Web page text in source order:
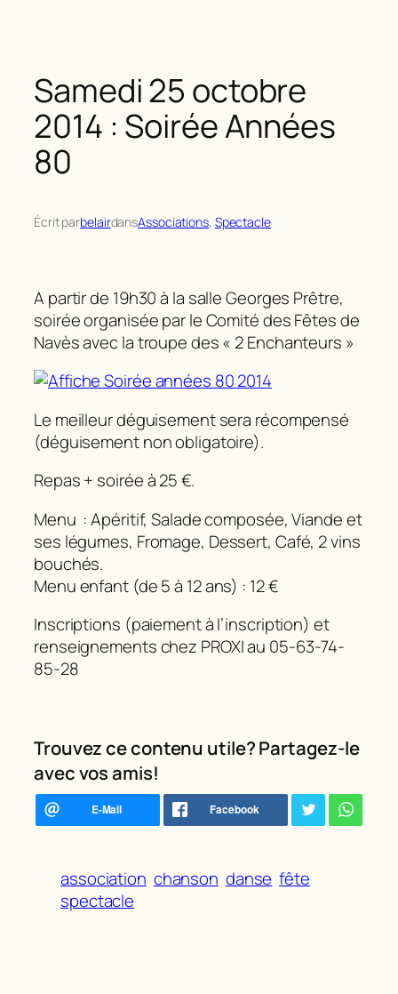
Samedi 25 octobre
2014 : Soirée Années
80
Écrit parbelairdansAssociations, Spectacle
A partir de 19h30 à la salle Georges Prêtre,
soirée organisée par le Comité des Fêtes de
Navès avec la troupe des « 2 Enchanteurs »
Le meilleur déguisement sera récompensé
(déguisement non obligatoire).
Repas + soirée à 25 €.
Menu : Apéritif, Salade composée, Viande et
ses légumes, Fromage, Dessert, Café, 2 vins
bouchés.
Menu enfant (de 5 à 12 ans) : 12 €
Inscriptions (paiement à l’inscription) et
renseignements chez PROXI au 05-63-74-
85-28
Trouvez ce contenu utile? Partagez-le
avec vos amis!
association chanson danse fête
spectacle